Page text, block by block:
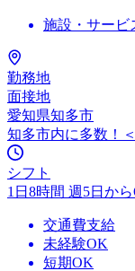
施設・サービ
勤務地
面接地
愛知県知多市
知多市内に多数！
シフト
1日8時間 週5日か
交通費支給
未経験OK
短期OK